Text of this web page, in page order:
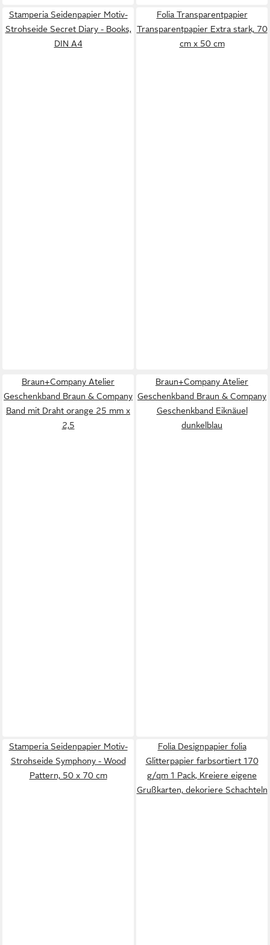
Stamperia Seidenpapier Motiv-
Strohseide Secret Diary - Books,
DIN A4
Folia Transparentpapier
Transparentpapier Extra stark, 70
cm x 50 cm
Braun+Company Atelier
Geschenkband Braun & Company
Band mit Draht orange 25 mm x
2,5
Braun+Company Atelier
Geschenkband Braun & Company
Geschenkband Eiknäuel
dunkelblau
Stamperia Seidenpapier Motiv-
Strohseide Symphony - Wood
Pattern, 50 x 70 cm
Folia Designpapier folia
Glitterpapier farbsortiert 170
g/qm 1 Pack, Kreiere eigene
Grußkarten, dekoriere Schachteln